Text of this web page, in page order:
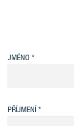
JMÉNO
PŘÍJMENÍ